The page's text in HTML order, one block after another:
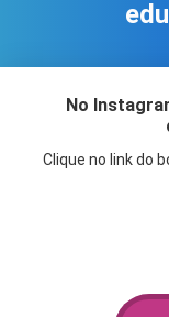
No
Clique no link do